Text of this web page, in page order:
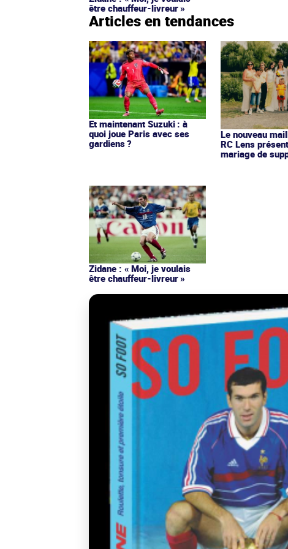
être chauffeur-livreur »
Articles en tendances
Et maintenant Suzuki : à
quoi joue Paris avec ses
gardiens ?
Le nouveau
RC Lens
mariage de
Zidane : « Moi, je voulais
être chauffeur-livreur »